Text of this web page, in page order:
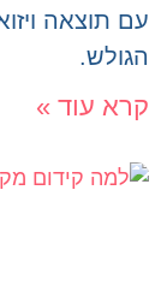
עם תוצאה
הגולש.
קרא עוד »